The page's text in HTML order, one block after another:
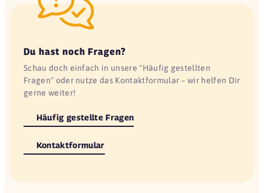
Du hast noch Fragen?
Schau doch einfach in unsere "Häufig gestellten
Fragen" oder nutze das Kontaktformular – wir helfen Dir
gerne weiter!
Häufig gestellte Fragen
Kontaktformular